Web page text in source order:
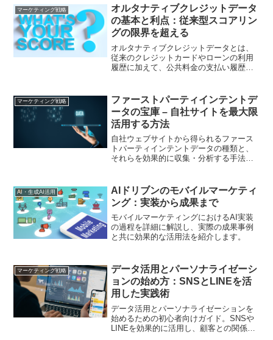
例外→承認→公開までの“リードタイム”短
縮として構造化。待ちの分解、打ち手
（入力テンプレ・例外ルート・承認/ロ
グ）と管理方法まで示し、上層部が納得
しやすい投資ストーリーに落とし込む実
務ガイドです
マーケティング戦略
オルタナティブクレジットデータ
の基本と利点：従来型スコアリン
グの限界を超える
オルタナティブクレジットデータとは、
従来のクレジットカードやローンの利用
履歴に加えて、公共料金の支払い履歴や
ムです。本記事では、オルタナティブク
レジットデータの基本概念や利点を解説
し、従来型スコアリングの限界を超える
方法を紹介します
マーケティング戦略
ファーストパーティインテントデ
ータの宝庫 – 自社サイトを最大限
活用する方法
自社ウェブサイトから得られるファース
トパーティインテントデータの種類と、
それらを効果的に収集・分析する手法を
AI・生成AI活用
AIドリブンのモバイルマーケティ
ング：実装から成果まで
モバイルマーケティングにおけるAI実装
の過程を詳細に解説し、実際の成果事例
と共に効果的な活用法を紹介します。
マーケティング戦略
データ活用とパーソナライゼーシ
ョンの始め方：SNSとLINEを活
用した実践術
データ活用とパーソナライゼーションを
始めるための初心者向けガイド。SNSや
LINEを効果的に活用し、顧客との関係を